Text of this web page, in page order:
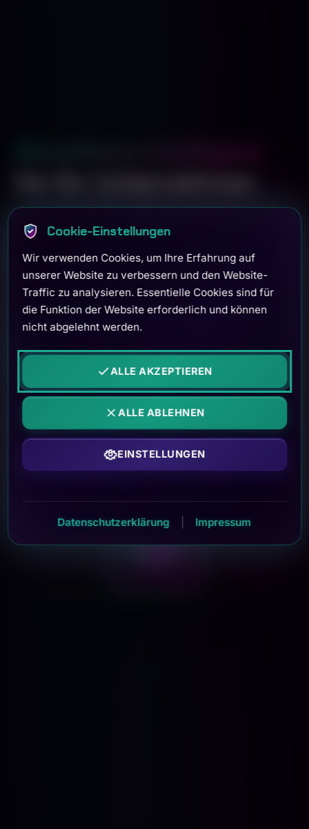
für Ihr Unternehmen
Nicht nur über KI reden - sondern machen! KI-
Lösungen aus Zülpich für Unternehmen in der
Region Köln.
Kostenlose KI-Beratung
Projekte entdecken
Cookie-Einstellungen
Wir verwenden Cookies, um Ihre Erfahrung auf
unserer Website zu verbessern und den Website-
Traffic zu analysieren. Essentielle Cookies sind für
die Funktion der Website erforderlich und können
nicht abgelehnt werden.
ALLE AKZEPTIEREN
ALLE ABLEHNEN
EINSTELLUNGEN
Datenschutzerklärung Impressum